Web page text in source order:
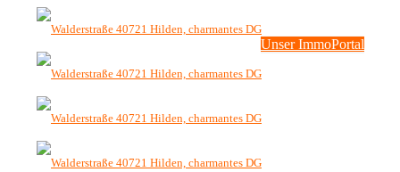
Unser ImmoPortal